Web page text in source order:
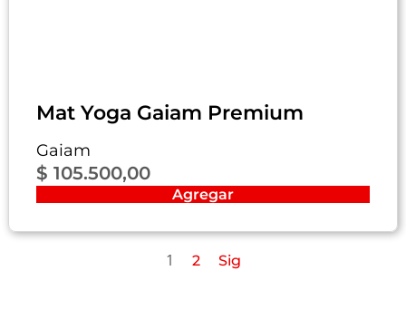
Mat Yoga Gaiam Premium
Gaiam
$ 105.500,00
Agregar
1 2 Sig